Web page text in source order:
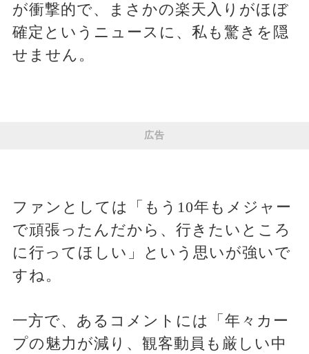
が衝撃的で、まさかの楽天入りがほぼ
確定というニュースに、私も驚きを隠
せません。
広告
ファンとしては「もう10年もメジャー
で頑張ったんだから、行きたいところ
に行ってほしい」という思いが強いで
すね。
一方で、あるコメントには「年々カー
プの魅力が減り、観客動員も厳しい中